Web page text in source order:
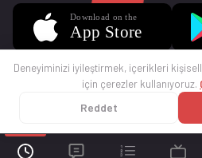
© 2025 Ofsayt
Deneyiminizi iyileştirmek, içerikleri
için çerezler kullanıyoruz.
Reddet